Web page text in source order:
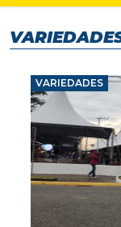
VARIEDADES